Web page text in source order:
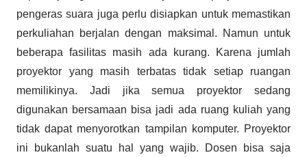
pengeras suara juga perlu disiapkan untuk memastikan
perkuliahan berjalan dengan maksimal. Namun untuk
beberapa fasilitas masih ada kurang. Karena jumlah
proyektor yang masih terbatas tidak setiap ruangan
memilikinya. Jadi jika semua proyektor sedang
digunakan bersamaan bisa jadi ada ruang kuliah yang
tidak dapat menyorotkan tampilan komputer. Proyektor
ini bukanlah suatu hal yang wajib. Dosen bisa saja